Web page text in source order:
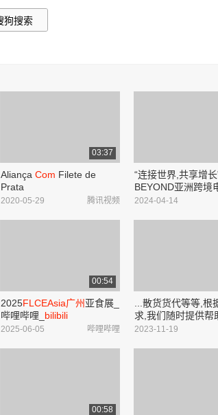
03:37
Aliança Com Filete de
Prata
腾讯视频
2020-05-29
“连接世界,共享增
BEYOND亚洲跨境
与MAP迈图电商产
2024-04-14
00:54
2025FLCEAsia广州 亚食展_
哔哩哔哩_ bilibili
哔哩哔哩
2025-06-05
...散货货代等等,根
求,我们随时提供帮
逊国际物流
为全球
2023-11-19
00:58